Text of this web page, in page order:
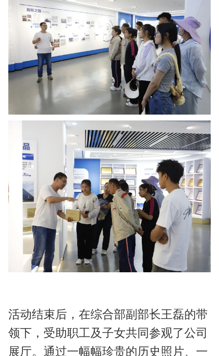
活动结束后，在综合部副部长王磊的带
领下，受助职工及子女共同参观了公司
展厅。通过一幅幅珍贵的历史照片、一